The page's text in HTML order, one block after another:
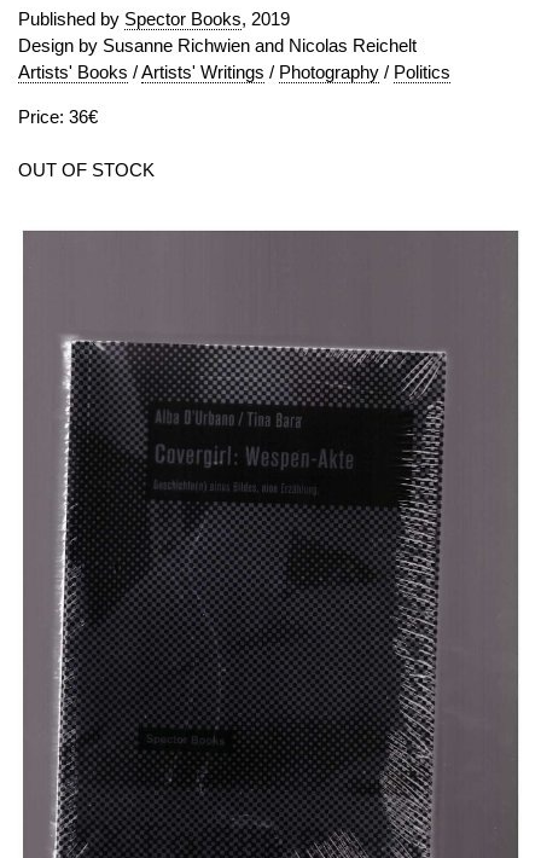
Published by Spector Books, 2019
Design by Susanne Richwien and Nicolas Reichelt
Artists' Books /Artists' Writings / Photography / Politics
Price: 36€
OUT OF STOCK